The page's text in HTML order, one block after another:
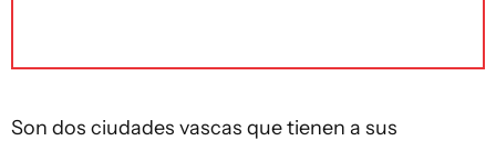
Son dos ciudades vascas que tienen a sus